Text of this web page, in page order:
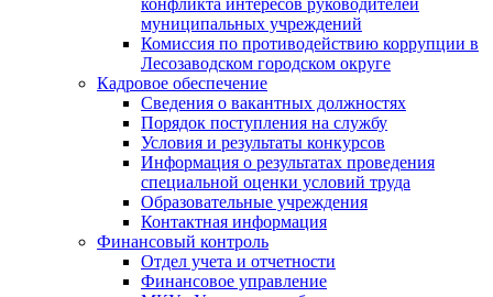
конфликта интересов руководителей
муниципальных учреждений
Комиссия по противодействию коррупции в
Лесозаводском городском округе
Кадровое обеспечение
Сведения о вакантных должностях
Порядок поступления на службу
Условия и результаты конкурсов
Информация о результатах проведения
специальной оценки условий труда
Образовательные учреждения
Контактная информация
Финансовый контроль
Отдел учета и отчетности
Финансовое управление